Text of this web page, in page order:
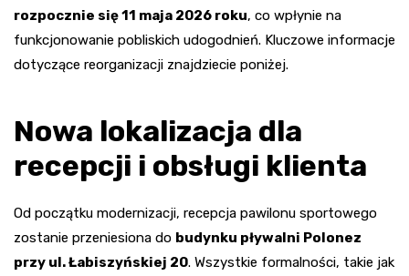
rozpocznie się 11 maja 2026 roku, co wpłynie na
funkcjonowanie pobliskich udogodnień. Kluczowe informacje
dotyczące reorganizacji znajdziecie poniżej.
Nowa lokalizacja dla
recepcji i obsługi klienta
Od początku modernizacji, recepcja pawilonu sportowego
zostanie przeniesiona do budynku pływalni Polonez
przy ul. Łabiszyńskiej 20. Wszystkie formalności, takie jak